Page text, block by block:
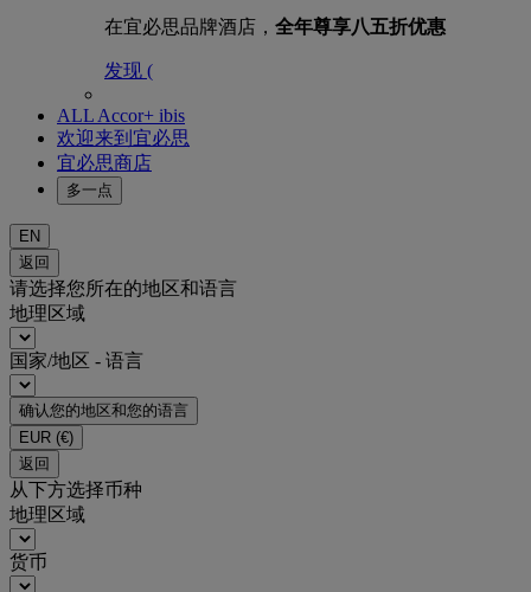
在宜必思品牌酒店， 全年尊享八五折优惠
发现 (
ALL Accor+ ibis
欢迎来到宜必思
宜必思商店
多一点
EN
返回
请选择您所在的地区和语言
地理区域
国家/地区 - 语言
确认您的地区和您的语言
EUR (€)
返回
从下方选择币种
地理区域
货币